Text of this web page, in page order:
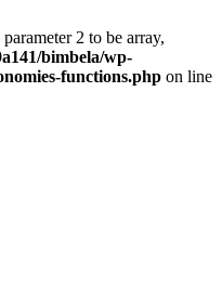
2 to be array,
bimbela/wp-
functions.php on line